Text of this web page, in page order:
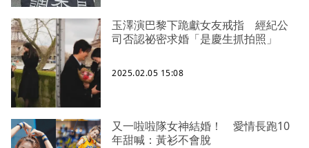
玉澤演巴黎下跪獻女友戒指 經紀公
司否認祕密求婚「是慶生抓拍照」
2025.02.05 15:08
又一啦啦隊女神結婚！ 愛情長跑10
年甜喊：黃衫不會脫